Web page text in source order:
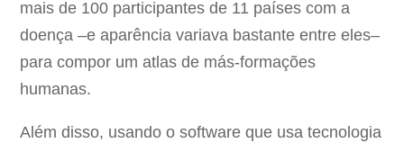
mais de 100 participantes de 11 países com a
doença –e aparência variava bastante entre eles–
para compor um atlas de más-formações
humanas.
Além disso, usando o software que usa tecnologia